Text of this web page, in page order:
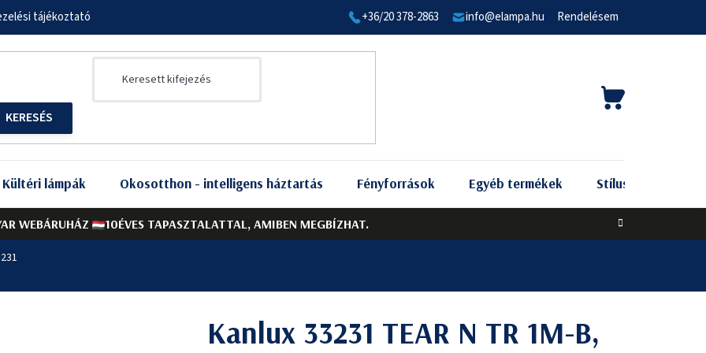
WEBÁRUHÁZ 10ÉVES TAPASZTALATTAL, AMIBEN MEGBÍZHAT.
tájékoztató +36/20 378-2863 info@elampa.hu Rendelésem
KOSÁR
Kültéri lámpák Okosotthon - intelligens háztartás Fényforrások Egyéb termékek Stílus szerint
Kanlux 33231 TEAR N TR 1M-B,